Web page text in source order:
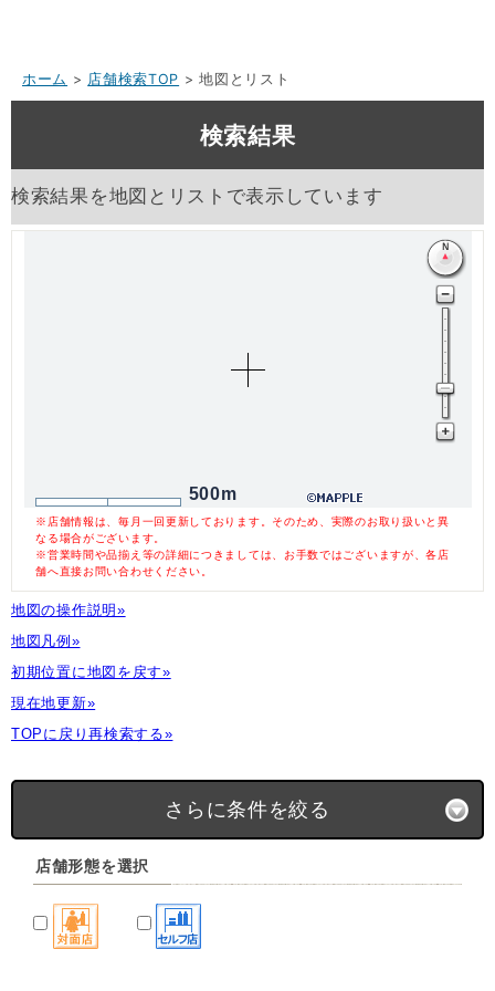
ホーム > 店舗検索TOP > 地図とリスト
検索結果
検索結果を地図とリストで表示しています
500m
※店舗情報は、毎月一回更新しております。そのため、実際のお取り扱いと異
なる場合がございます。
※営業時間や品揃え等の詳細につきましては、お手数ではございますが、各店
舗へ直接お問い合わせください。
地図の操作説明»
地図凡例»
初期位置に地図を戻す»
現在地更新»
TOPに戻り再検索する»
さらに条件を絞る
店舗形態を選択